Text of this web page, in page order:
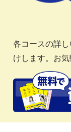
各コースの詳
けします。お気